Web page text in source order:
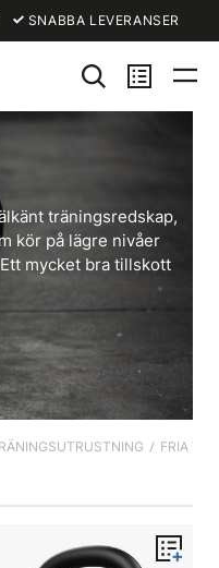
SNABBA LEVERANSER
träningsredskap,
kör på lägre nivåer
mycket bra tillskott
bland annat
övningar, det behövs
FRIA